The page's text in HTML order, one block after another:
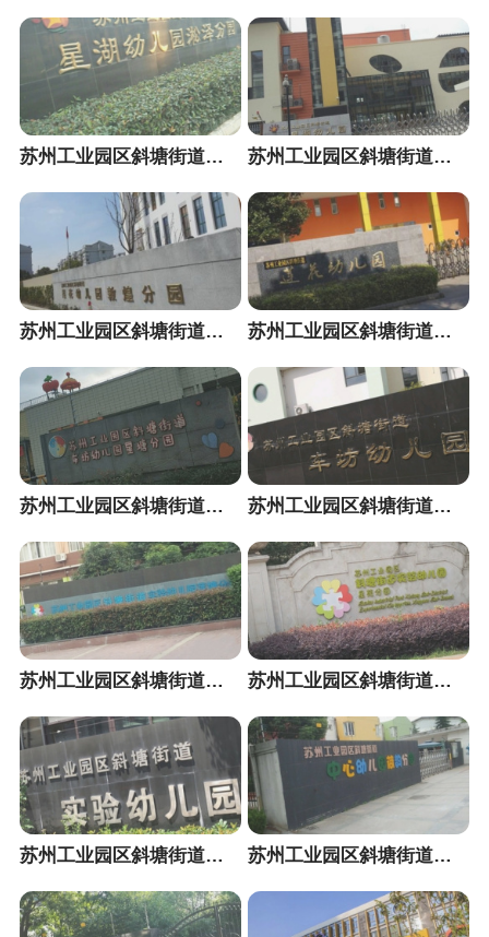
苏州工业园区斜塘街道星湖幼儿园淞泽分园 苏州工业园区斜塘街道星湖幼儿园
苏州工业园区斜塘街道莲花幼儿园敦煌分园 苏州工业园区斜塘街道莲花幼儿园
苏州工业园区斜塘街道车坊幼儿园星塘分园 苏州工业园区斜塘街道车坊幼儿园
苏州工业园区斜塘街道实验幼儿园莲塘分园 苏州工业园区斜塘街道实验幼儿园星苑分园
苏州工业园区斜塘街道实验幼儿园 苏州工业园区斜塘街道中心幼儿园荷韵分园